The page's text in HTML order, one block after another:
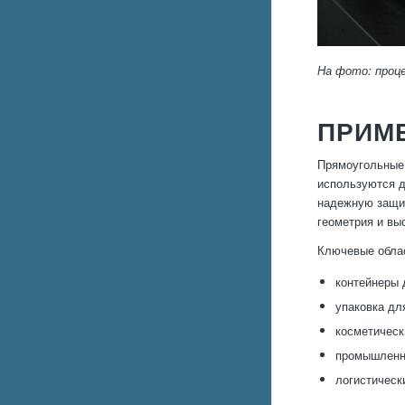
На фото:
используются
надежную
геометрия и
Ключевые
контейнеры
упаковка